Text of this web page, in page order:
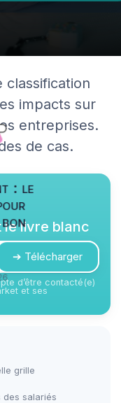
classification
impacts sur
entreprises.
de cas.
: le
le livre blanc
➔ Télécharger
d’être contacté(e)
et ses
grille
des salariés